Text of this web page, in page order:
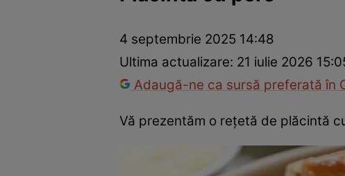
Mâncăruri rapideRețete cu legume
4 septembrie 2025 14:48
Ultima actualizare: 21 iulie 2026
Adaugă-ne ca sursă preferată în
Vă prezentăm o reţetă de plăcintă